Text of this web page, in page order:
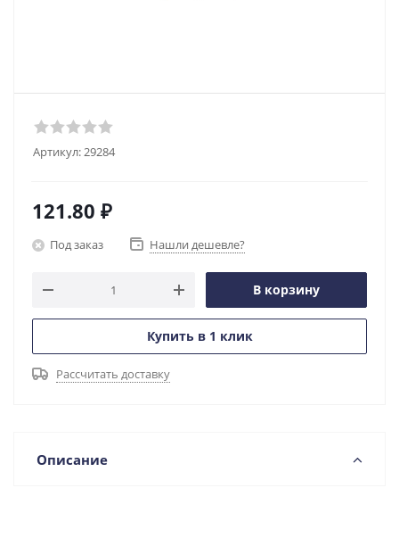
Артикул:29284
121.80 ₽
Под заказ Нашли дешевле?
В корзину
Купить в 1 клик
Рассчитать доставку
Описание